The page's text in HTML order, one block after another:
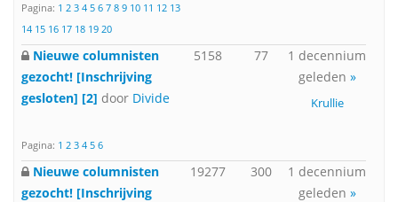
Pagina: 1 2 3 4 5 6 7 8 9 10 11 12 13
14 15 16 17 18 19 20
Nieuwe columnisten
gezocht! [Inschrijving
gesloten] [2] door Divide
Pagina: 1 2 3 4 5 6
5158 77
1 decennium
geleden »
Krullie
Nieuwe columnisten
gezocht! [Inschrijving
19277 300
1 decennium
geleden »